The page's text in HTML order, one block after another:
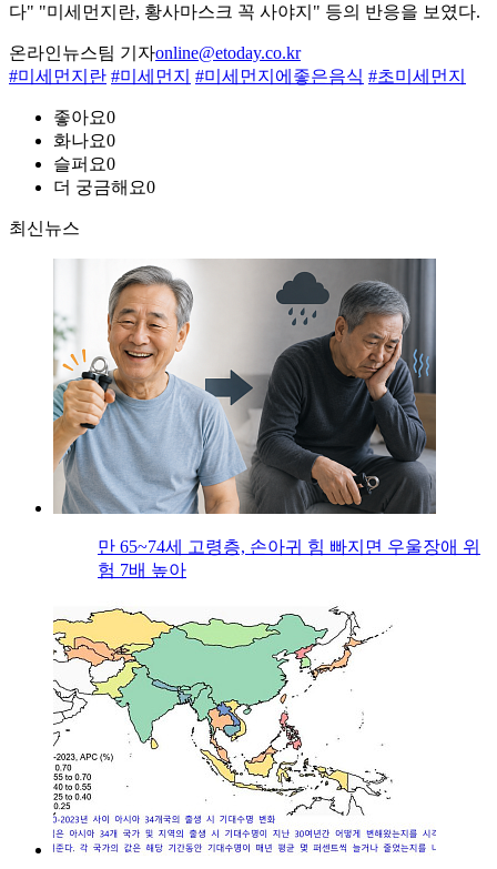
다" "미세먼지란, 황사마스크 꼭 사야지" 등의 반응을 보였다.
온라인뉴스팀 기자online@etoday.co.kr
#미세먼지란 #미세먼지 #미세먼지에좋은음식 #초미세먼지
좋아요0
화나요0
슬퍼요0
더 궁금해요0
최신뉴스
만 65~74세 고령층, 손아귀 힘 빠지면 우울장애 위
험 7배 높아